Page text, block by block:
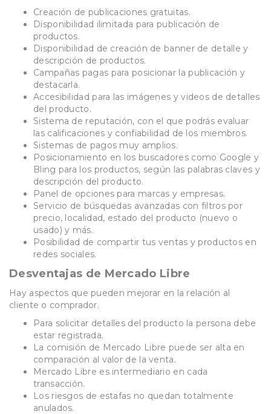
Creación de publicaciones gratuitas.
Disponibilidad ilimitada para publicación de
productos.
Disponibilidad de creación de banner de detalle y
descripción de productos.
Campañas pagas para posicionar la publicación y
destacarla.
Accesibilidad para las imágenes y videos de detalles
del producto.
Sistema de reputación, con el que podrás evaluar
las calificaciones y confiabilidad de los miembros.
Sistemas de pagos muy amplios.
Posicionamiento en los buscadores como Google y
Bling para los productos, según las palabras claves y
descripción del producto.
Panel de opciones para marcas y empresas.
Servicio de búsquedas avanzadas con filtros por
precio, localidad, estado del producto (nuevo o
usado) y más.
Posibilidad de compartir tus ventas y productos en
redes sociales.
Desventajas de Mercado Libre
Hay aspectos que pueden mejorar en la relación al
cliente o comprador.
Para solicitar detalles del producto la persona debe
estar registrada.
La comisión de Mercado Libre puede ser alta en
comparación al valor de la venta.
Mercado Libre es intermediario en cada
transacción.
Los riesgos de estafas no quedan totalmente
anulados.